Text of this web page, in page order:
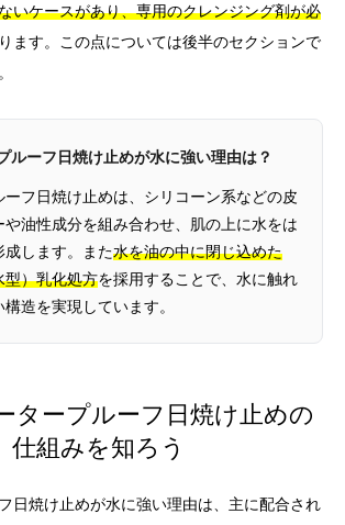
いケースがあり、専用のクレンジング剤が必
ます。この点については後半のセクションで
ルーフ日焼け止めが水に強い理由は？
ーフ日焼け止めは、シリコーン系などの皮
や油性成分を組み合わせ、肌の上に水をは
成します。また水を油の中に閉じ込めた
型）乳化処方を採用することで、水に触れ
造を実現しています。
タープルーフ日焼け止めの
仕組みを知ろう
日焼け止めが水に強い理由は、主に配合され